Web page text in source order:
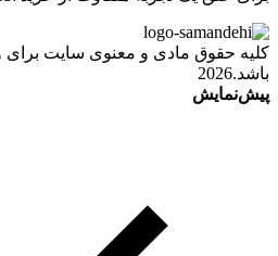
کلیه حقوق مادی و معنوی سایت برای
باشد.2026
پیش‌نمایش